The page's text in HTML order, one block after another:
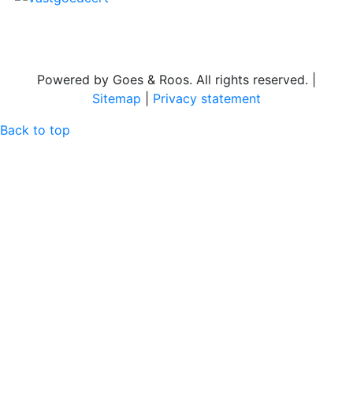
Powered by Goes & Roos. All rights reserved. |
Sitemap
Privacy statement